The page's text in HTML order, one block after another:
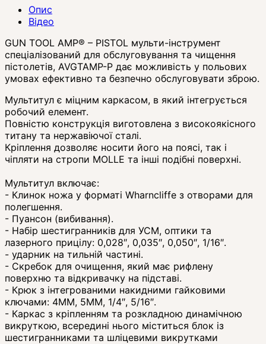
Опис
Відео
GUN TOOL AMP® – PISTOL мульти-інструмент
спеціалізований для обслуговування та чищення
пістолетів, AVGTAMP-P дає можливість у польових
умовах ефективно та безпечно обслуговувати зброю.
Мультитул є міцним каркасом, в який інтегрується
робочий елемент.
Повністю конструкція виготовлена з високоякісного
титану та нержавіючої сталі.
Кріплення дозволяє носити його на поясі, так і
чіпляти на стропи MOLLE та інші подібні поверхні.
Мультитул включає:
- Клинок ножа у форматі Wharncliffe з отворами для
полегшення.
- Пуансон (вибивання).
- Набір шестигранників для УСМ, оптики та
лазерного прицілу: 0,028″, 0,035″, 0,050″, 1/16″.
- ударник на тильній частині.
- Скребок для очищення, який має рифлену
поверхню та відкривачку на підставі.
- Крюк з інтегрованими накидними гайковими
ключами: 4MM, 5MM, 1/4″, 5/16″.
- Каркас з кріпленням та розкладною динамічною
викруткою, всередині нього міститься блок із
шестигранниками та шліцевими викрутками